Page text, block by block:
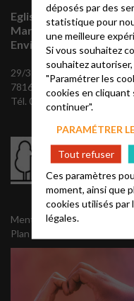
Eglise Protestante Unie
Marly-Le-Roi et
Environs
29/31 Chemin des maigrets,
78160 Marly-le-Roi
Tél. 01 39 58 50 58
Mentions légales
Plan
déposés par des
statistique pour
une meilleure
Si vous souhaitez
souhaitez
"Paramétrer les
cookies en
continuer".
PARAMÉTRER
Tout refuser
Ces paramètres
moment, ainsi que
cookies utilisés par
légales.